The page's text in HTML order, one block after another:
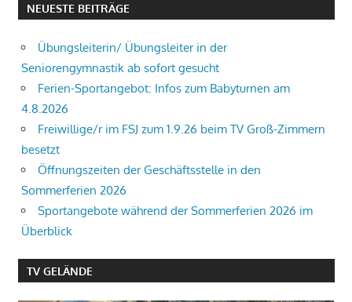
NEUESTE BEITRÄGE
Übungsleiterin/ Übungsleiter in der
Seniorengymnastik ab sofort gesucht
Ferien-Sportangebot: Infos zum Babyturnen am
4.8.2026
Freiwillige/r im FSJ zum 1.9.26 beim TV Groß-Zimmern
besetzt
Öffnungszeiten der Geschäftsstelle in den
Sommerferien 2026
Sportangebote während der Sommerferien 2026 im
Überblick
TV GELÄNDE